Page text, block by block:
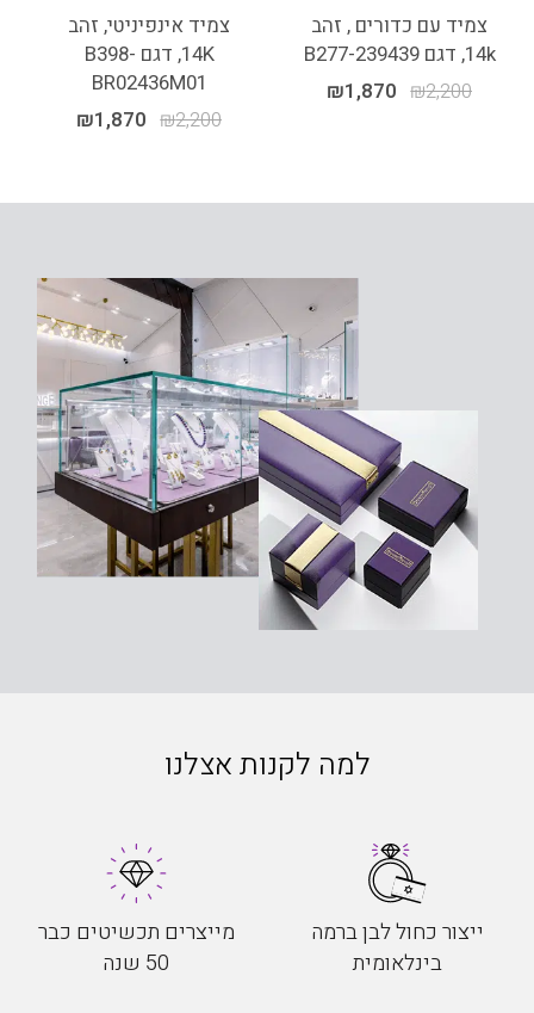
צמיד עם כדורים , זהב
14k, דגם B277-239439
₪2,200
₪1,870
צמיד אינפיניטי, זהב
14K, דגם B398-
BR02436M01
₪2,200
₪1,870
למה לקנות אצלנו
ייצור כחול לבן ברמה
בינלאומית
מייצרים תכשיטים כבר
50 שנה